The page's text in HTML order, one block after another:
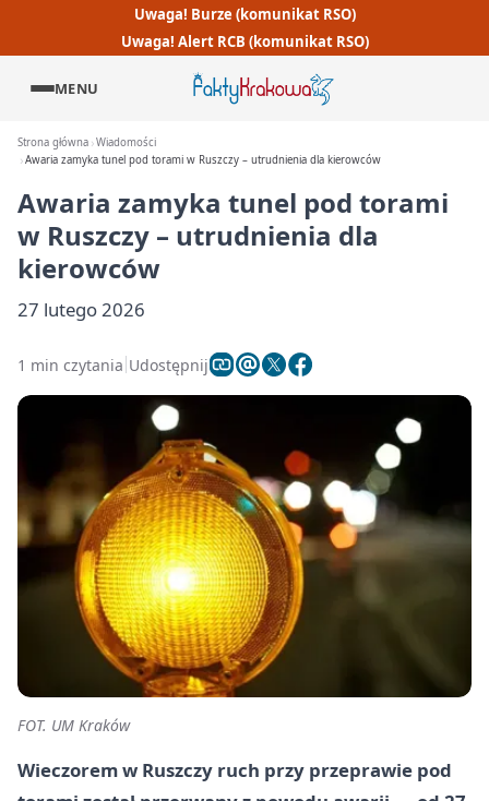
Uwaga! Burze (komunikat RSO)
Uwaga! Alert RCB (komunikat RSO)
MENU
Strona główna Wiadomości
Awaria zamyka tunel pod torami w Ruszczy – utrudnienia dla kierowców
Awaria zamyka tunel pod torami
w Ruszczy – utrudnienia dla
kierowców
27 lutego 2026
1 min czytania Udostępnij
FOT. UM Kraków
Wieczorem w Ruszczy ruch przy przeprawie pod